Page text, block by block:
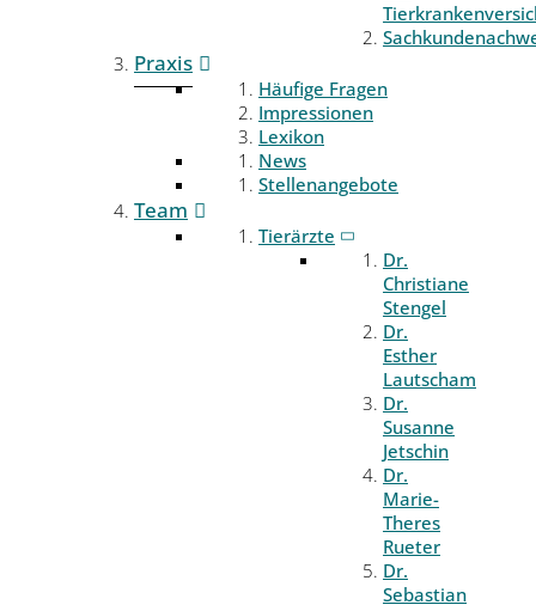
Praxis
Häufige Fragen
Impressionen
Lexikon
News
Stellenangebote
Team
Tierärzte
Dr.
Christiane
Stengel
Dr.
Esther
Lautscham
Dr.
Susanne
Jetschin
Dr.
Marie-
Theres
Rueter
Dr.
Sebastian